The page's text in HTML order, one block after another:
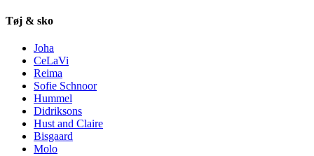
Tøj & sko
Joha
CeLaVi
Reima
Sofie Schnoor
Hummel
Didriksons
Hust and Claire
Bisgaard
Molo